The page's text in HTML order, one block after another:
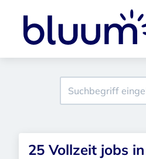
25 Vollzeit jobs